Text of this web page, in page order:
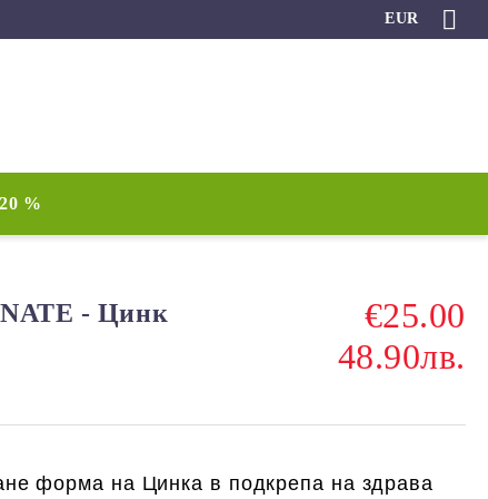
EUR
%
- Цинк
€25.00
48.90лв.
форма на Цинка в подкрепа на здрава